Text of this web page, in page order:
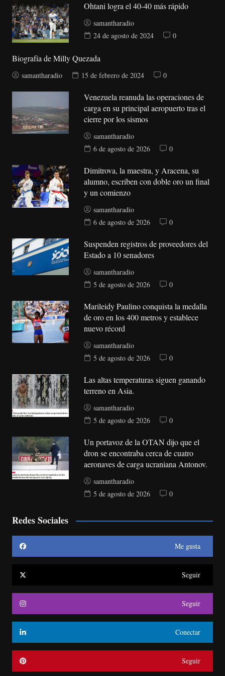
Ohtani logra el 40-40 más rápido
samantharadio
24 de agosto de 2024
0
Biografía de Milly Quezada
samantharadio 15 de febrero de 2024 0
Venezuela reanuda las operaciones de
carga en su principal aeropuerto tras el
cierre por los sismos
samantharadio
6 de agosto de 2026
0
Dimitrova, la maestra, y Aracena, su
alumno, escriben con doble oro un final
y un comienzo
samantharadio
6 de agosto de 2026
0
Suspenden registros de proveedores del
Estado a 10 senadores
samantharadio
5 de agosto de 2026
0
Marileidy Paulino conquista la medalla
de oro en los 400 metros y establece
nuevo récord
samantharadio
5 de agosto de 2026
0
Las altas temperaturas siguen ganando
terreno en Asia.
samantharadio
5 de agosto de 2026
0
Un portavoz de la OTAN dijo que el
dron se encontraba cerca de cuatro
aeronaves de carga ucraniana Antonov.
samantharadio
5 de agosto de 2026
0
Redes Sociales
Me gusta
Seguir
Seguir
Conectar
Seguir